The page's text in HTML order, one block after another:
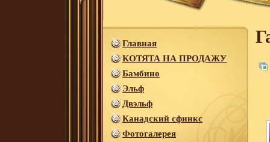
Главная
КОТЯТА НА ПРОДАЖУ
Бамбино
Эльф
Двэльф
Канадский сфинкс
Фотогалерея